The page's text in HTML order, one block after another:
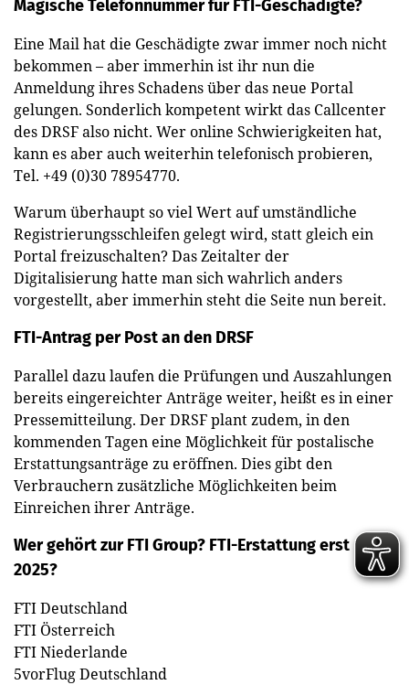
Magische Telefonnummer für FTI-Geschädigte?
Eine Mail hat die Geschädigte zwar immer noch nicht
bekommen – aber immerhin ist ihr nun die
Anmeldung ihres Schadens über das neue Portal
gelungen. Sonderlich kompetent wirkt das Callcenter
des DRSF also nicht. Wer online Schwierigkeiten hat,
kann es aber auch weiterhin telefonisch probieren,
Tel. +49 (0)30 78954770.
Warum überhaupt so viel Wert auf umständliche
Registrierungsschleifen gelegt wird, statt gleich ein
Portal freizuschalten? Das Zeitalter der
Digitalisierung hatte man sich wahrlich anders
vorgestellt, aber immerhin steht die Seite nun bereit.
FTI-Antrag per Post an den DRSF
Parallel dazu laufen die Prüfungen und Auszahlungen
bereits eingereichter Anträge weiter, heißt es in einer
Pressemitteilung. Der DRSF plant zudem, in den
kommenden Tagen eine Möglichkeit für postalische
Erstattungsanträge zu eröffnen. Dies gibt den
Verbrauchern zusätzliche Möglichkeiten beim
Einreichen ihrer Anträge.
Wer gehört zur FTI Group? FTI-Erstattung erst
2025?
FTI Deutschland
FTI Österreich
FTI Niederlande
5vorFlug Deutschland